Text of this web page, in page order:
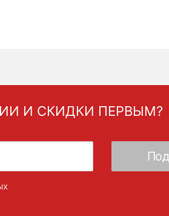
И СКИДКИ ПЕРВЫМ?